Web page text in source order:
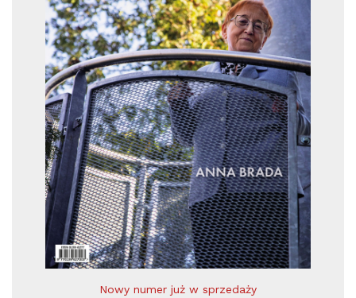
Nowy numer już w sprzedaży